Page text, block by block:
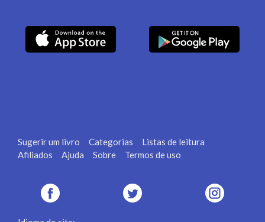
Sugerir um livro Categorias
Listas de leitura
Afiliados
Ajuda Sobre Termos de uso